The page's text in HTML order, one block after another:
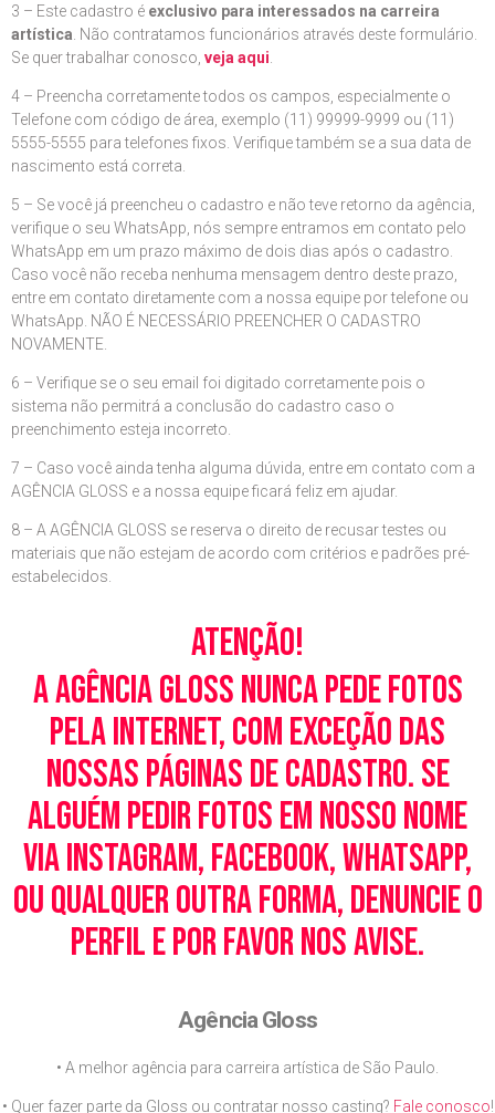
3 – Este cadastro é exclusivo para interessados na carreira
artística . Não contratamos funcionários através deste formulário.
Se quer trabalhar conosco, veja aqui
4 – Preencha corretamente todos os campos, especialmente o
Telefone com código de área, exemplo (11) 99999-9999 ou (11)
5555-5555 para telefones fixos. Verifique também se a sua data de
nascimento está correta.
5 – Se você já preencheu o cadastro e não teve retorno da agência,
verifique o seu WhatsApp, nós sempre entramos em contato pelo
WhatsApp em um prazo máximo de dois dias após o cadastro.
Caso você não receba nenhuma mensagem dentro deste prazo,
entre em contato diretamente com a nossa equipe por telefone ou
WhatsApp. NÃO É NECESSÁRIO PREENCHER O CADASTRO
NOVAMENTE.
6 – Verifique se o seu email foi digitado corretamente pois o
sistema não permitrá a conclusão do cadastro caso o
preenchimento esteja incorreto.
7 – Caso você ainda tenha alguma dúvida, entre em contato com a
AGÊNCIA GLOSS e a nossa equipe ficará feliz em ajudar.
8 – A AGÊNCIA GLOSS se reserva o direito de recusar testes ou
materiais que não estejam de acordo com critérios e padrões pré-
estabelecidos.
Atenção!
A Agência Gloss nunca pede fotos
pela Internet, com exceção das
nossas páginas de cadastro. Se
alguém pedir fotos em nosso nome
via Instagram, Facebook, WhatsApp,
ou qualquer outra forma, denuncie o
perfil e por favor nos avise.
Agência Gloss
• A melhor agência para carreira artística de São Paulo.
• Quer fazer parte da Gloss ou contratar nosso casting? Fale conosco!